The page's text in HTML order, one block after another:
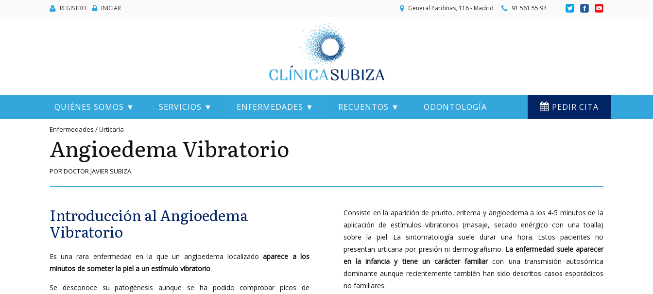
REGISTRO INICIAR General Pardiñas, 116 - Madrid 91 561 55 94
QUIÉNES SOMOS ▼ SERVICIOS ▼ ENFERMEDADES ▼ RECUENTOS ▼ ODONTOLOGÍA PEDIR CITA
Enfermedades / Urticaria
Angioedema Vibratorio
POR DOCTOR JAVIER SUBIZA
Introducción al Angioedema
Vibratorio
Es una rara enfermedad en la que un angioedema localizado aparece a los
minutos de someter la piel a un estímulo vibratorio.
Se desconoce su patogénesis aunque se ha podido comprobar picos de
Consiste en la aparición de prurito, eritema y angioedema a los 4-5 minutos de la
aplicación de estímulos vibratorios (masaje, secado enérgico con una toalla)
sobre la piel. La sintomatología suele durar una hora. Estos pacientes no
presentan urticaria por presión ni dermografismo. La enfermedad suele aparecer
en la infancia y tiene un carácter familiarcon una transmisión autosómica
dominante aunque recientemente también han sido descritos casos esporádicos
no familiares.